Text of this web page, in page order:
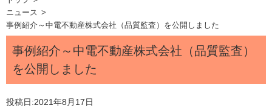
ニュース
事例紹介～中電不動産株式会社（品質監査）を公開しました
事例紹介～中電不動産株式会社（品質監査）
を公開しました
投稿日:2021年8月17日